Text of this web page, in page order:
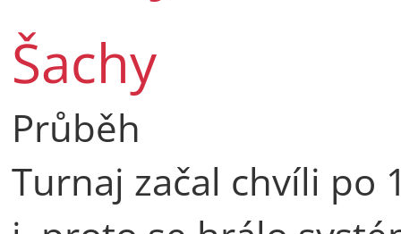
Šachy
Průběh
Turnaj začal chvíli po